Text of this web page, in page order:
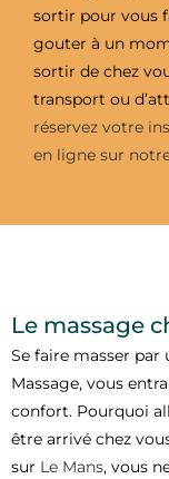
sortir pour vous
gouter à un
sortir de chez
transport ou
réservez votre
en ligne sur
Le massage
Se faire masser
Massage, vous
confort. Pourquoi
être arrivé chez
sur Le Mans, vous